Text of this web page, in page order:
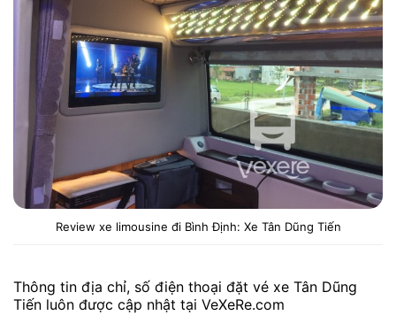
Review xe limousine đi Bình Định: Xe Tân Dũng Tiến
Thông tin địa chỉ, số điện thoại đặt vé xe Tân Dũng
Tiến luôn được cập nhật tại VeXeRe.com